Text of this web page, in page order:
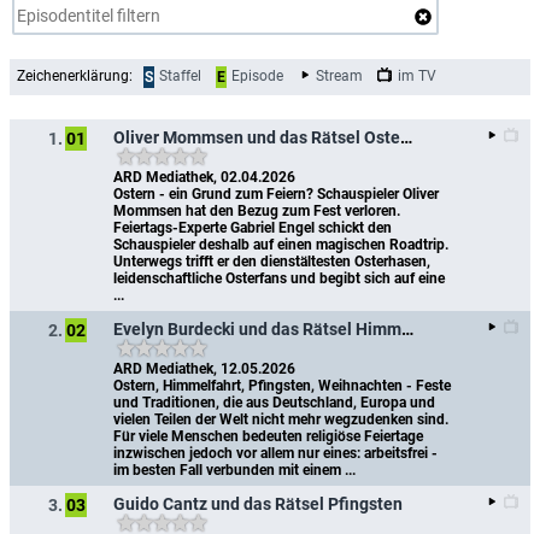
Zeichenerklärung: S Staffel E Episode Stream im TV
1. 01 Oliver Mommsen und das Rätsel Ostern
ARD Mediathek, 02.04.2026
Ostern - ein Grund zum Feiern? Schauspieler Oliver
Mommsen hat den Bezug zum Fest verloren.
Feiertags-Experte Gabriel Engel schickt den
Schauspieler deshalb auf einen magischen Roadtrip.
Unterwegs trifft er den dienstältesten Osterhasen,
leidenschaftliche Osterfans und begibt sich auf eine
...
2. 02 Evelyn Burdecki und das Rätsel Himmelfahrt
ARD Mediathek, 12.05.2026
Ostern, Himmelfahrt, Pfingsten, Weihnachten - Feste
und Traditionen, die aus Deutschland, Europa und
vielen Teilen der Welt nicht mehr wegzudenken sind.
Für viele Menschen bedeuten religiöse Feiertage
inzwischen jedoch vor allem nur eines: arbeitsfrei -
im besten Fall verbunden mit einem ...
3. 03 Guido Cantz und das Rätsel Pfingsten